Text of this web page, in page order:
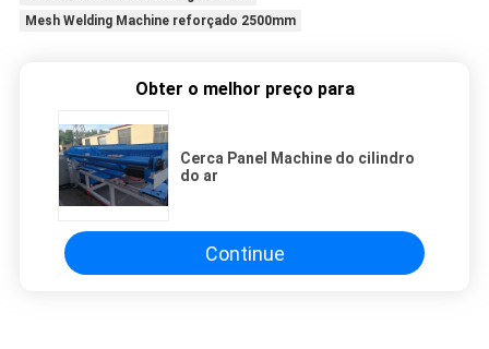
Mesh Welding Machine reforçado 2500mm
Obter o melhor preço para
Cerca Panel Machine do cilindro
do ar
Continue